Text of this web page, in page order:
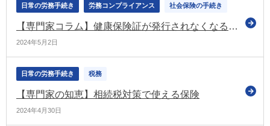
日常の労務手続き 労務コンプライアンス 社会保険の手続き
【専門家コラム】健康保険証が発行されなくなる！ ～マイナンバーカードがマイナ保険証に～
2024年5月2日
日常の労務手続き 税務
【専門家の知恵】相続税対策で使える保険
2024年4月30日